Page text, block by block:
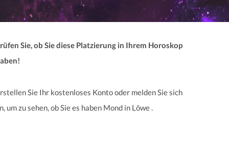
Sie, ob Sie diese Platzierung in Ihrem Horoskop
Sie Ihr kostenloses Konto oder melden Sie sich
um zu sehen, ob Sie es haben Mond in Löwe .